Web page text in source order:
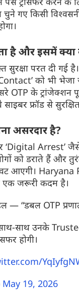
गए किसी
है और इसमें क्या
परत दी गई
को भी
OTP के ट्रांजेक्शन
फ्रॉड से
असरदार है?
‘Digital Arrest’
को डराते हैं और
आएगी। Haryana
एक जरूरी कदम है।
— “डबल OTP
साथ उनके
होगी।
May 19, 2026